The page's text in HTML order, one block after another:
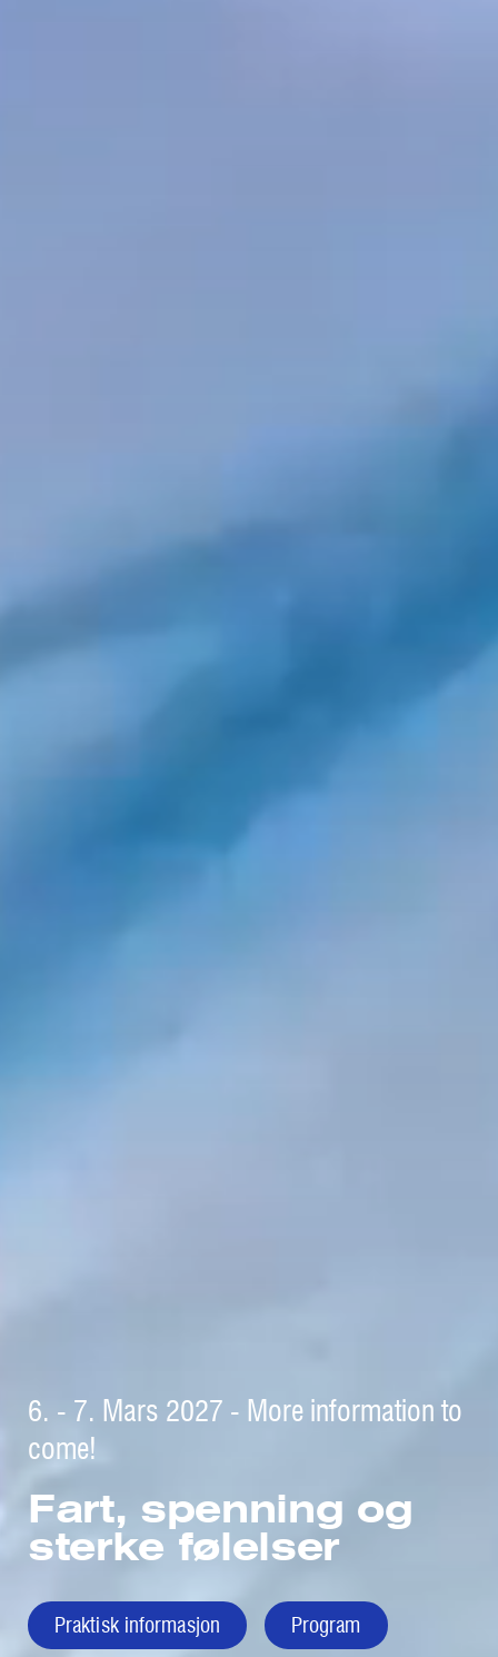
6. - 7. Mars 2027 - More information to
come!
Fart, spenning og
sterke følelser
Praktisk informasjon Program